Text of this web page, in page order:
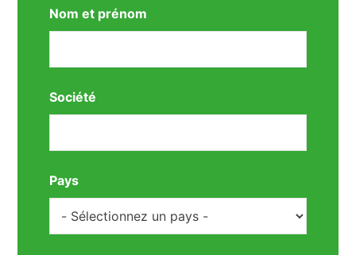
Nom et prénom
Société
Pays